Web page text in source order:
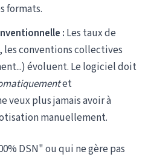
formats.
: Les taux de
conventions collectives
évoluent. Le logiciel doit
et
veux plus jamais avoir à
manuellement.
DSN" ou qui ne gère pas